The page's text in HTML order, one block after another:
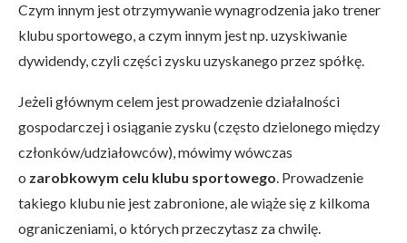
Czym innym jest otrzymywanie wynagrodzenia jako trener
klubu sportowego, a czym innym jest np. uzyskiwanie
dywidendy, czyli części zysku uzyskanego przez spółkę.
Jeżeli głównym celem jest prowadzenie działalności
gospodarczej i osiąganie zysku (często dzielonego między
członków/udziałowców), mówimy wówczas
o zarobkowym celu klubu sportowego. Prowadzenie
takiego klubu nie jest zabronione, ale wiąże się z kilkoma
ograniczeniami, o których przeczytasz za chwilę.